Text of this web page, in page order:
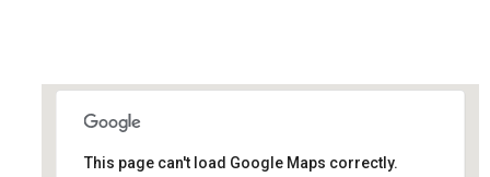
This page can't load Google Maps correctly.